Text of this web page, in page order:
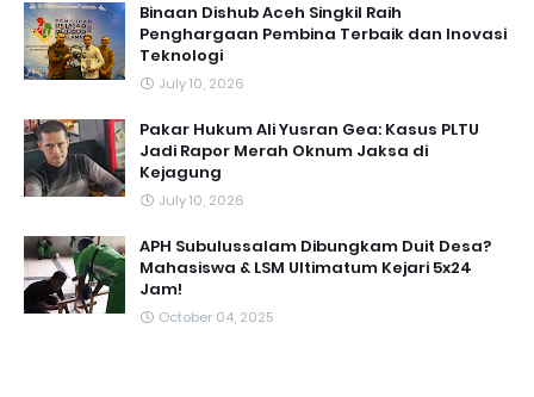
Binaan Dishub Aceh Singkil Raih
Penghargaan Pembina Terbaik dan Inovasi
Teknologi
July 10, 2026
Pakar Hukum Ali Yusran Gea: Kasus PLTU
Jadi Rapor Merah Oknum Jaksa di
Kejagung
July 10, 2026
APH Subulussalam Dibungkam Duit Desa?
Mahasiswa & LSM Ultimatum Kejari 5x24
Jam!
October 04, 2025